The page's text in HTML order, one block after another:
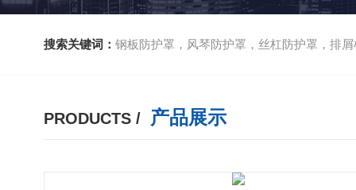
搜索关键词： 钢板防护罩，风琴防护罩，丝杠防护罩，排屑机
PRODUCTS / 产品展示